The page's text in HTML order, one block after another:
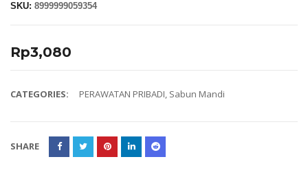
SKU: 8999999059354
Rp3,080
CATEGORIES: PERAWATAN PRIBADI, Sabun Mandi
SHARE